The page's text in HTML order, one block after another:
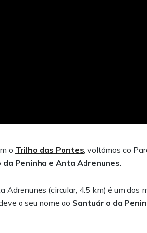
o Trilho das Pontes, voltámos ao
da Peninha e Anta Adrenunes.
Adrenunes (circular, 4.5 km) é um dos
o seu nome ao Santuário da